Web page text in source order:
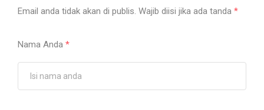
Email anda tidak akan di publis. Wajib diisi jika ada tanda *
Nama Anda *